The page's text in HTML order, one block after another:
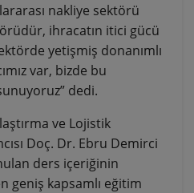
nakliye sektörü
ihracatın itici gücü
yetişmiş donanımlı
var, bizde bu
dedi.
ve Lojistik
Doç. Dr. Ebru Demirci
ders içeriğinin
geniş kapsamlı eğitim